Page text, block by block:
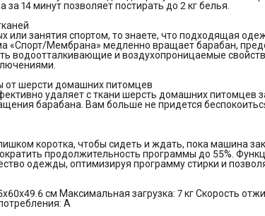
Дисплей
Системы
Потребление
Нержавеющая
14 минут позволяет постирать до 2 кг белья.
или занятия спортом, то знаете, что подходящая
«Спорт/Мембрана» медленно вращает барабан,
водоотталкивающие и воздухопроницаемые
шерсти домашних питомцев
удаляет с ткани шерсть домашних питомцев
барабана. Вам больше не придется
коротка, чтобы сидеть и ждать, пока машина
продолжительность программы до 55%.
одежды, оптимизируя программу стирки и
см Максимальная загрузка: 7 кг Скорость
A